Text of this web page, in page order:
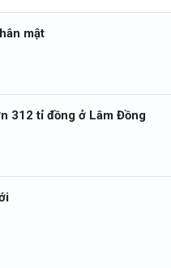
mật
312 tỉ đồng ở Lâm Đồng